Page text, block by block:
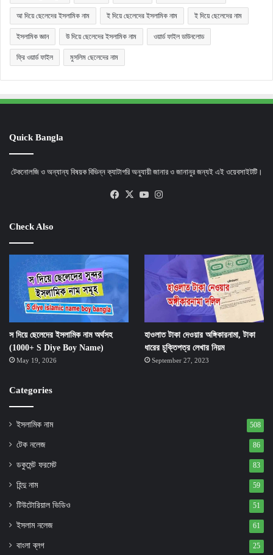
আ দিয়ে ছেলেদের ইসলামিক নাম ই দিয়ে ছেলেদের ইসলামিক নাম ই দিয়ে ছেলেদের নাম
ইসলামিক জ্ঞান উ দিয়ে ছেলেদের ইসলামিক নাম ওয়ার্ড ফাইল ডাউনলোড
ফ্রি ওয়ার্ড ফাইল মুসলিম ছেলেদের নাম
Quick Bangla
টেকনোলজি ও অন্যান্য বিষয়ক বিভিন্ন ক্যাটাগরি অনুযায়ী জানার ও জানানুর জন্যই এই ওয়েবসাইটটি।
Facebook
X YouTube
Check Also
স দিয়ে ছেলেদের ইসলামিক নাম অর্থসহ
(1000+ S Diye Boy Name)
May 19, 2026
হাওলাত টাকা দেওয়ার অঙ্গিকারনামা, টাকা
ধারের চুক্তিপত্র লেখার নিয়ম
September 27, 2023
Categories
ইসলামিক নাম 508
টেক নলেজ 86
ডকুমেন্ট ফরমেট 83
হিন্দু নাম 59
টিউটোরিয়াল ভিডিও 51
ইসলাম নলেজ 61
বাংলা ব্লগ 25